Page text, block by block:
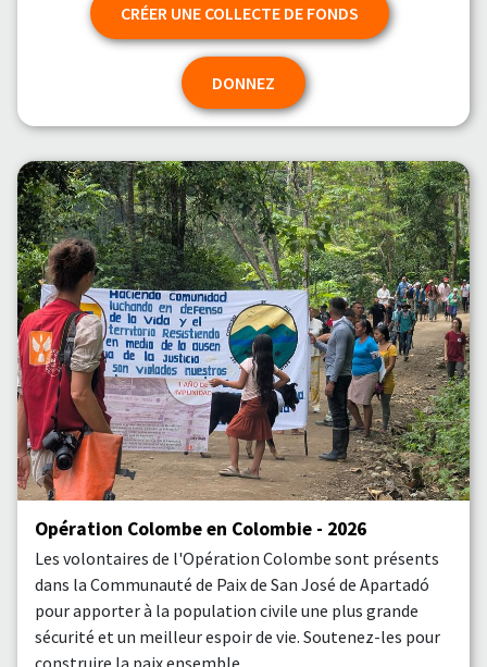
CRÉER UNE COLLECTE DE FONDS
DONNEZ
Opération Colombe en Colombie - 2026
Les volontaires de l'Opération Colombe sont présents
dans la Communauté de Paix de San José de Apartadó
pour apporter à la population civile une plus grande
sécurité et un meilleur espoir de vie. Soutenez-les pour
construire la paix ensemble.